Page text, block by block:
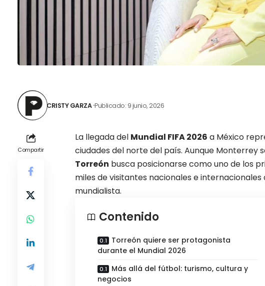
CRISTY GARZA Publicado: 9 junio, 2026
Compartir
La llegada del Mundial FIFA 2026 a México
ciudades del norte del país. Aunque Monterrey
Torreón busca posicionarse como uno de los
miles de visitantes nacionales e
mundialista.
Contenido
Torreón quiere ser protagonista
durante el Mundial 2026
Más allá del fútbol: turismo, cultura y
negocios